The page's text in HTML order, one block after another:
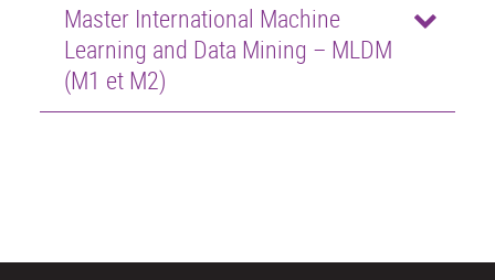
Master International Machine
Learning and Data Mining – MLDM
(M1 et M2)